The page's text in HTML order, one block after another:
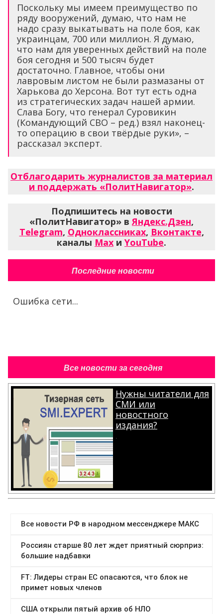
Поскольку мы имеем преимущество по
ряду вооружений, думаю, что нам не
надо сразу выкатывать на поле боя, как
украинцам, 700 или миллион. Я думаю,
что нам для уверенных действий на поле
боя сегодня и 500 тысяч будет
достаточно. Главное, чтобы они
лавровым листом не были размазаны от
Харькова до Херсона. Вот тут есть одна
из стратегических задач нашей армии.
Слава Богу, что генерал Суровикин
(Командующий СВО – ред.) взял наконец-
то операцию в свои твёрдые руки», –
рассказал эксперт.
Отблагодарить журналистов за материал
и поддержать «ПолитНавигатор».
Подпишитесь на новости
«ПолитНавигатор» вЯндекс.Дзен,
Telegram, Одноклассниках, Вконтакте,
каналы Max и YouTube.
Последние новости
Ошибка сети...
Все новости за сегодня
Нужны читатели для
СМИ или
новостного
издания?
.